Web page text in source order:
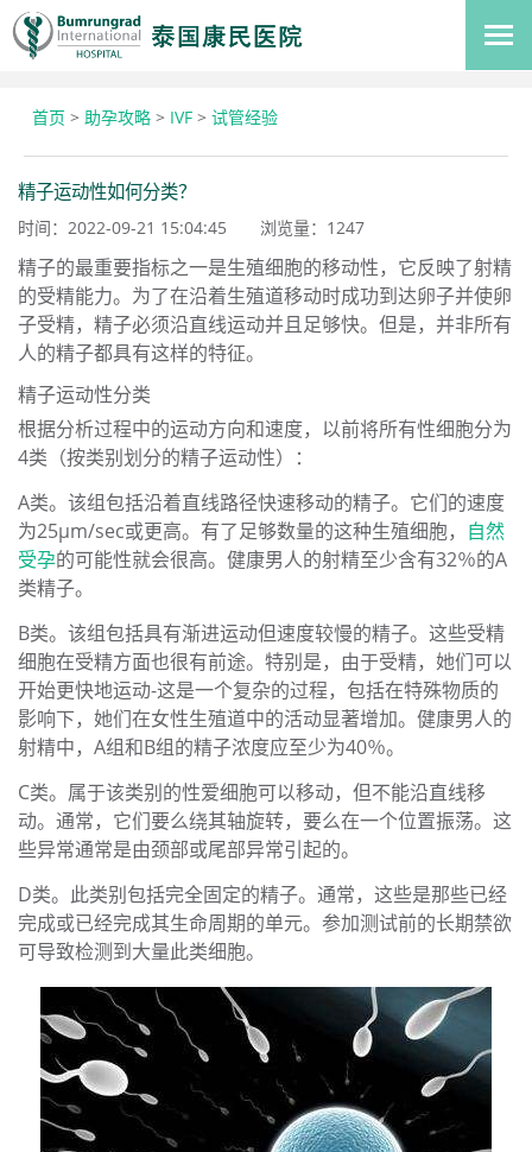
首页 > 助孕攻略 > IVF > 试管经验
精子运动性如何分类？
时间：2022-09-21 15:04:45 浏览量： 1247
精子的最重要指标之一是生殖细胞的移动性，它反映了射精
的受精能力。为了在沿着生殖道移动时成功到达卵子并使卵
子受精，精子必须沿直线运动并且足够快。但是，并非所有
人的精子都具有这样的特征。
精子运动性分类
根据分析过程中的运动方向和速度，以前将所有性细胞分为
4类（按类别划分的精子运动性）：
A类。该组包括沿着直线路径快速移动的精子。它们的速度
为25μm/sec或更高。有了足够数量的这种生殖细胞， 自然
受孕的可能性就会很高。健康男人的射精至少含有32％的A
类精子。
B类。该组包括具有渐进运动但速度较慢的精子。这些受精
细胞在受精方面也很有前途。特别是，由于受精，她们可以
开始更快地运动-这是一个复杂的过程，包括在特殊物质的
影响下，她们在女性生殖道中的活动显著增加。健康男人的
射精中，A组和B组的精子浓度应至少为40％。
C类。属于该类别的性爱细胞可以移动，但不能沿直线移
动。通常，它们要么绕其轴旋转，要么在一个位置振荡。这
些异常通常是由颈部或尾部异常引起的。
D类。此类别包括完全固定的精子。通常，这些是那些已经
完成或已经完成其生命周期的单元。参加测试前的长期禁欲
可导致检测到大量此类细胞。